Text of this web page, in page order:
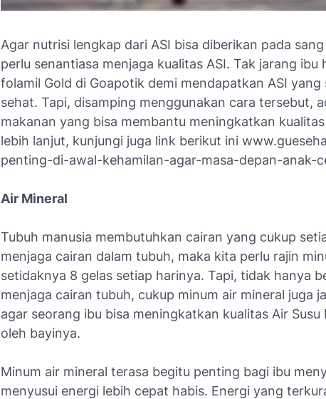
Agar nutrisi lengkap dari ASI bisa diberikan pada
perlu senantiasa menjaga kualitas ASI. Tak jarang ibu
folamil Gold di Goapotik demi mendapatkan ASI
sehat. Tapi, disamping menggunakan cara tersebut,
makanan yang bisa membantu meningkatkan kualitas
lebih lanjut, kunjungi juga link berikut ini
penting-di-awal-kehamilan-agar-masa-depan-anak-
Air Mineral
Tubuh manusia membutuhkan cairan yang cukup
menjaga cairan dalam tubuh, maka kita perlu rajin
setidaknya 8 gelas setiap harinya. Tapi, tidak hanya
menjaga cairan tubuh, cukup minum air mineral juga
agar seorang ibu bisa meningkatkan kualitas Air
oleh bayinya.
Minum air mineral terasa begitu penting bagi ibu
menyusui energi lebih cepat habis. Energi yang